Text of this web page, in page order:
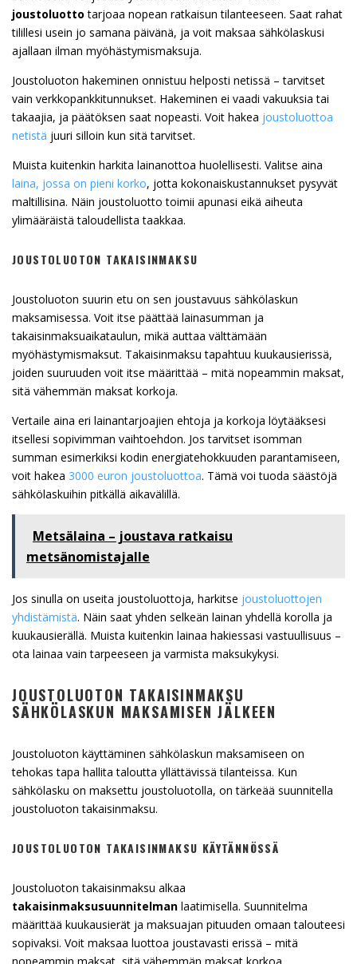
joustoluotto tarjoaa nopean ratkaisun tilanteeseen. Saat rahat
tilillesi usein jo samana päivänä, ja voit maksaa sähkölaskusi
ajallaan ilman myöhästymismaksuja.
Joustoluoton hakeminen onnistuu helposti netissä – tarvitset
vain verkkopankkitunnukset. Hakeminen ei vaadi vakuuksia tai
takaajia, ja päätöksen saat nopeasti. Voit hakea joustoluottoa
netistä juuri silloin kun sitä tarvitset.
Muista kuitenkin harkita lainanottoa huolellisesti. Valitse aina
laina, jossa on pieni korko, jotta kokonaiskustannukset pysyvät
maltillisina. Näin joustoluotto toimii apunasi eikä aiheuta
ylimääräistä taloudellista taakkaa.
JOUSTOLUOTON TAKAISINMAKSU
Joustoluoton suurin etu on sen joustavuus sähkölaskun
maksamisessa. Voit itse päättää lainasumman ja
takaisinmaksuaikataulun, mikä auttaa välttämään
myöhästymismaksut. Takaisinmaksu tapahtuu kuukausierissä,
joiden suuruuden voit itse määrittää – mitä nopeammin maksat,
sitä vähemmän maksat korkoja.
Vertaile aina eri lainantarjoajien ehtoja ja korkoja löytääksesi
itsellesi sopivimman vaihtoehdon. Jos tarvitset isomman
summan esimerkiksi kodin energiatehokkuuden parantamiseen,
voit hakea 3000 euron joustoluottoa. Tämä voi tuoda säästöjä
sähkölaskuihin pitkällä aikavälillä.
Metsälaina – joustava ratkaisu
metsänomistajalle
Jos sinulla on useita joustoluottoja, harkitse joustoluottojen
yhdistämistä. Näin saat yhden selkeän lainan yhdellä korolla ja
kuukausierällä. Muista kuitenkin lainaa hakiessasi vastuullisuus –
ota lainaa vain tarpeeseen ja varmista maksukykysi.
JOUSTOLUOTON TAKAISINMAKSU
SÄHKÖLASKUN MAKSAMISEN JÄLKEEN
Joustoluoton käyttäminen sähkölaskun maksamiseen on
tehokas tapa hallita taloutta yllättävissä tilanteissa. Kun
sähkölasku on maksettu joustoluotolla, on tärkeää suunnitella
joustoluoton takaisinmaksu.
JOUSTOLUOTON TAKAISINMAKSU KÄYTÄNNÖSSÄ
Joustoluoton takaisinmaksu alkaa
takaisinmaksusuunnitelman laatimisella. Suunnitelma
määrittää kuukausierät ja maksuajan pituuden omaan talouteesi
sopivaksi. Voit maksaa luottoa joustavasti erissä – mitä